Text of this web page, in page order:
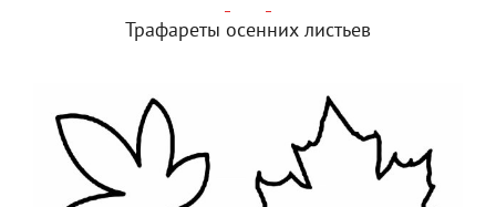
Трафареты осенних листьев